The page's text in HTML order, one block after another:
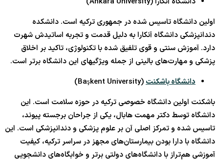
اولین دانشگاه تاسیس شده در جمهوری ترکیه است. دانشکده
دندانپزشکی دانشگاه آنکارا به دلیل قدمت و تجربه اساتیدش شهرت
دارد. آموزش سنتی و قوی تلفیق شده با تکنولوژی، تاکید بر اخلاق
پزشکی و مهارت‌های بالینی از جمله ویژگیهای این دانشگاه برتر است.
دانشگاه باشکنت(Başkent University)
باشکنت اولین دانشگاه خصوصی ترکیه در حوزه سلامت است. این
دانشگاه توسط دکتر مهمت هابال، یکی از جراحان برجسته پیوند،
تاسیس شده و تمرکز اصلی آن بر علوم پزشکی و دندانپزشکی است. این
دانشگاه با دارا بودن بیمارستان‌های مجهز در سراسر ترکیه، کیفیت
آموزشی هم‌تراز با دانشگاه‌های دولتی برتر و خوابگاه‌های دانشجویی